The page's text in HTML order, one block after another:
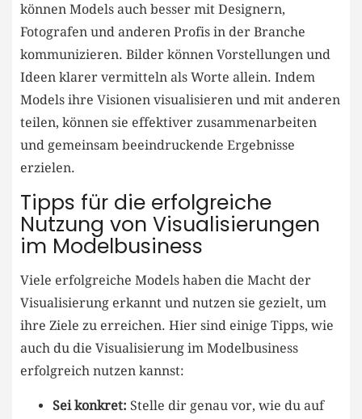
können Models auch besser mit Designern,
Fotografen und anderen Profis in der Branche
kommunizieren. Bilder können Vorstellungen⁤ und
Ideen klarer vermitteln als Worte allein. Indem⁣
Models ihre Visionen‌ visualisieren und mit anderen
teilen, können sie effektiver zusammenarbeiten
und gemeinsam beeindruckende Ergebnisse
erzielen.
Tipps für die erfolgreiche
Nutzung von Visualisierungen
im Modelbusiness
Viele erfolgreiche Models haben die Macht‍ der⁣
Visualisierung erkannt und nutzen sie gezielt, um
ihre Ziele zu ⁣erreichen.⁢ Hier sind einige Tipps, wie
auch du die⁣ Visualisierung im Modelbusiness
erfolgreich nutzen kannst:
Sei konkret: Stelle dir⁢ genau vor, wie du auf⁣